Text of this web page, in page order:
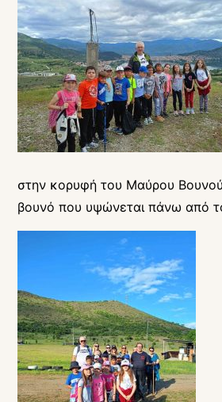
στην κορυφή του Μαύρου
βουνό που υψώνεται πάνω από